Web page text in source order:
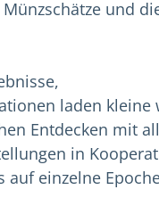
und
laden kleine
Entdecken mit
in
auf einzelne